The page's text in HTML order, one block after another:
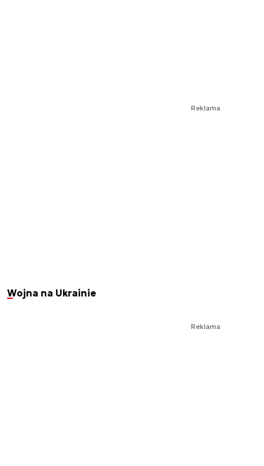
Reklama
Wojna na Ukrainie
Reklama